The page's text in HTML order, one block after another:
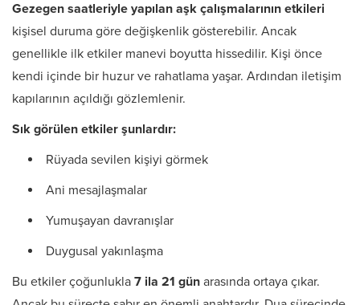
Gezegen saatleriyle yapılan aşk çalışmalarının etkileri
kişisel duruma göre değişkenlik gösterebilir. Ancak
genellikle ilk etkiler manevi boyutta hissedilir. Kişi önce
kendi içinde bir huzur ve rahatlama yaşar. Ardından iletişim
kapılarının açıldığı gözlemlenir.
Sık görülen etkiler şunlardır:
Rüyada sevilen kişiyi görmek
Ani mesajlaşmalar
Yumuşayan davranışlar
Duygusal yakınlaşma
Bu etkiler çoğunlukla 7 ila 21 gün arasında ortaya çıkar.